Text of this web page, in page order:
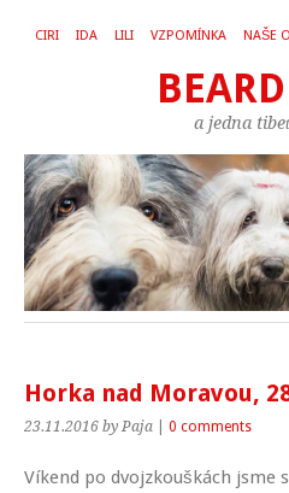
CIRI IDA LILI VZPOMÍNKA NAŠE
a jedna
Horka nad Moravou,
23.11.2016 by Paja 0 comments
Víkend po dvojzkouškách jsme